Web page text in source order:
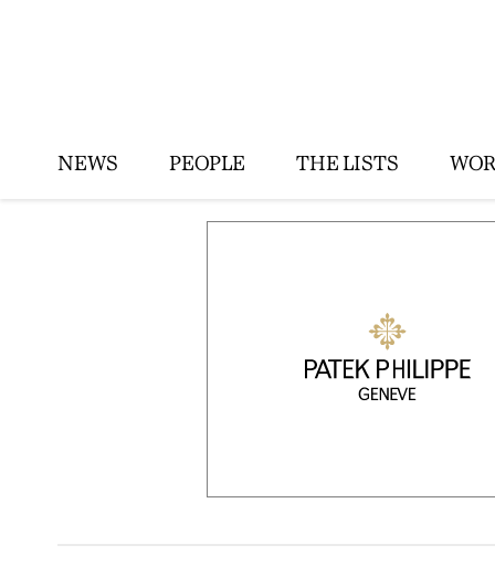
NEWS PEOPLE THE LISTS